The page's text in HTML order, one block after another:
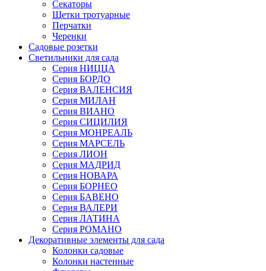
Секаторы
Щетки тротуарные
Перчатки
Черенки
Садовые розетки
Светильники для сада
Серия НИЦЦА
Серия БОРДО
Серия ВАЛЕНСИЯ
Серия МИЛАН
Серия ВИАНО
Серия СИЦИЛИЯ
Серия МОНРЕАЛЬ
Серия МАРСЕЛЬ
Серия ЛИОН
Серия МАДРИД
Серия НОВАРА
Серия БОРНЕО
Серия БАВЕНО
Серия ВАЛЕРИ
Серия ЛАТИНА
Серия РОМАНО
Декоративные элементы для сада
Колонки садовые
Колонки настенные